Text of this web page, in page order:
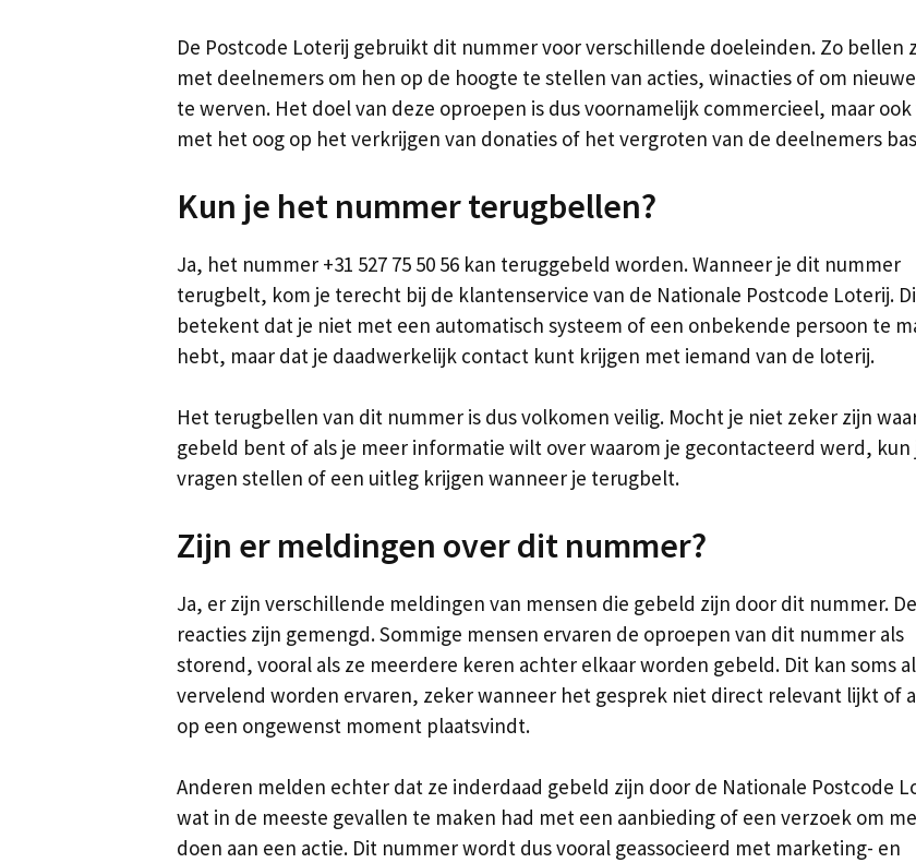
De Postcode Loterij gebruikt dit nummer voor verschillende doeleinden. Zo bellen
met deelnemers om hen op de hoogte te stellen van acties, winacties of om
te werven. Het doel van deze oproepen is dus voornamelijk commercieel, maar ook
met het oog op het verkrijgen van donaties of het vergroten van de deelnemers
Kun je het nummer terugbellen?
Ja, het nummer +31 527 75 50 56 kan teruggebeld worden. Wanneer je dit nummer
terugbelt, kom je terecht bij de klantenservice van de Nationale Postcode Loterij.
betekent dat je niet met een automatisch systeem of een onbekende persoon te
hebt, maar dat je daadwerkelijk contact kunt krijgen met iemand van de loterij.
Het terugbellen van dit nummer is dus volkomen veilig. Mocht je niet zeker zijn
gebeld bent of als je meer informatie wilt over waarom je gecontacteerd werd, kun
vragen stellen of een uitleg krijgen wanneer je terugbelt.
Zijn er meldingen over dit nummer?
Ja, er zijn verschillende meldingen van mensen die gebeld zijn door dit nummer. De
reacties zijn gemengd. Sommige mensen ervaren de oproepen van dit nummer als
storend, vooral als ze meerdere keren achter elkaar worden gebeld. Dit kan soms
vervelend worden ervaren, zeker wanneer het gesprek niet direct relevant lijkt of
op een ongewenst moment plaatsvindt.
Anderen melden echter dat ze inderdaad gebeld zijn door de Nationale Postcode
wat in de meeste gevallen te maken had met een aanbieding of een verzoek om
doen aan een actie. Dit nummer wordt dus vooral geassocieerd met marketing- en